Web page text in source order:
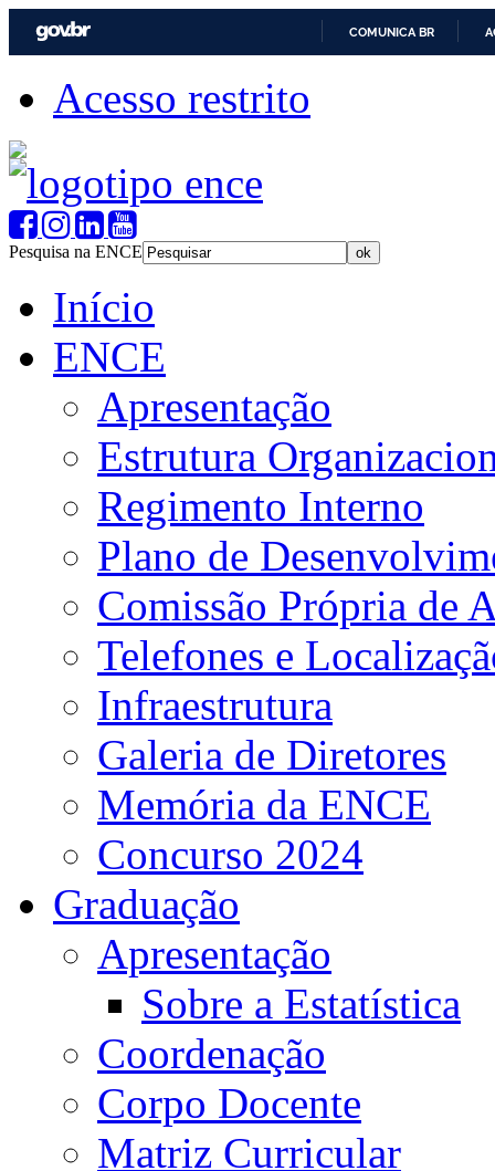
COMUNICA BR
Acesso restrito
Pesquisa na ENCE
Início
ENCE
Apresentação
Estrutura
Regimento Interno
Plano de
Comissão Própria de
Telefones e
Infraestrutura
Galeria de Diretores
Memória da ENCE
Concurso 2024
Graduação
Apresentação
Sobre a Estatística
Coordenação
Corpo Docente
Matriz Curricular